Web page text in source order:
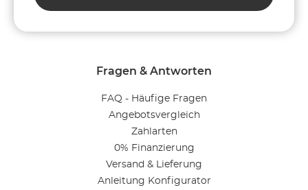
Fragen & Antworten
FAQ - Häufige Fragen
Angebotsvergleich
Zahlarten
0% Finanzierung
Versand & Lieferung
Anleitung Konfigurator